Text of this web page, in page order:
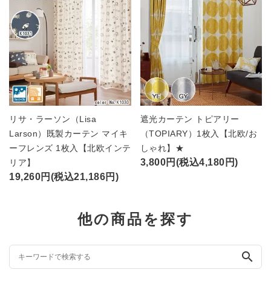
リサ・ラーソン（Lisa
Larson）既製カーテン マイキ
ーフレンズ 1枚入【北欧インテ
リア】
19,260円(税込21,186円)
遮光カーテン トピアリー
（TOPIARY）1枚入【北欧/お
しゃれ】★
3,800円(税込4,180円)
他の商品を探す
search